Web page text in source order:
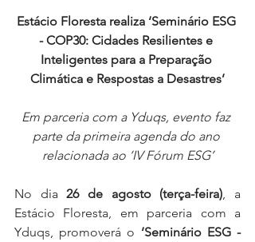
Estácio Floresta realiza ‘Seminário ESG
- COP30: Cidades Resilientes e
Inteligentes para a Preparação
Climática e Respostas a Desastres’
Em parceria com a Yduqs, evento faz
parte da primeira agenda do ano
relacionada ao ‘IV Fórum ESG’
No dia 26 de agosto (terça-feira) , a
Estácio Floresta, em parceria com a
Yduqs, promoverá o ‘Seminário ESG -